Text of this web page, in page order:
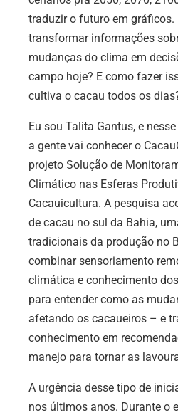
traduzir o futuro em gráficos.
transformar informações
mudanças do clima em
campo hoje? E como fazer
cultiva o cacau todos os
Eu sou Talita Gantus, e
a gente vai conhecer o
projeto Solução de
Climático nas Esferas
Cacauicultura. A pesquisa
de cacau no sul da Bahia,
tradicionais da produção no
combinar sensoriamento
climática e conhecimento
para entender como as
afetando os cacaueiros – e
conhecimento em
manejo para tornar as
A urgência desse tipo de
nos últimos anos. Durante o